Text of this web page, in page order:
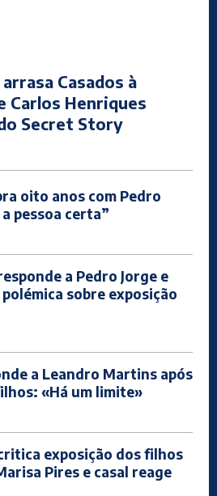
Casados à
Carlos Henriques
Secret Story
oito anos com Pedro
pessoa certa”
a Pedro Jorge e
sobre exposição
a Leandro Martins após
«Há um limite»
exposição dos filhos
Pires e casal reage